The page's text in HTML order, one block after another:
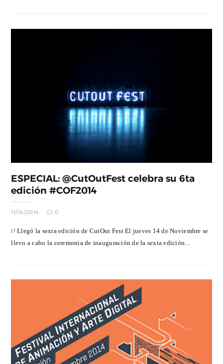
ESPECIAL: @CutOutFest celebra su 6ta
edición #COF2014
11/14/2014 0
// Llegó la sexta edición de CutOut Fest El jueves 14 de Noviembre se
llevo a cabo la ceremonia de inauguración de la sexta edición...